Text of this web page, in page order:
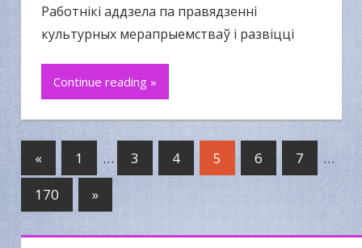
Работнікі аддзела па правядзенні
культурных мерапрыемстваў і развіцці
Continue reading »
« 1 … 3 4 5 6 7
…
170
»